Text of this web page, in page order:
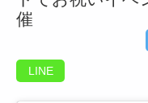
催
LINE